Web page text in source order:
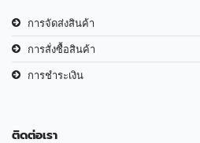
การจัดส่งสินค้า
การสั่งซื้อสินค้า
การชำระเงิน
ติดต่อเรา